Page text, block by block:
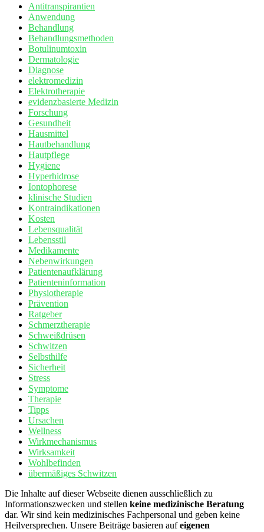
Antitranspirantien
Anwendung
Behandlung
Behandlungsmethoden
Botulinumtoxin
Dermatologie
Diagnose
elektromedizin
Elektrotherapie
evidenzbasierte Medizin
Forschung
Gesundheit
Hausmittel
Hautbehandlung
Hautpflege
Hygiene
Hyperhidrose
Iontophorese
klinische Studien
Kontraindikationen
Kosten
Lebensqualität
Lebensstil
Medikamente
Nebenwirkungen
Patientenaufklärung
Patienteninformation
Physiotherapie
Prävention
Ratgeber
Schmerztherapie
Schweißdrüsen
Schwitzen
Selbsthilfe
Sicherheit
Stress
Symptome
Therapie
Tipps
Ursachen
Wellness
Wirkmechanismus
Wirksamkeit
Wohlbefinden
übermäßiges Schwitzen
Die Inhalte auf dieser Webseite dienen ausschließlich zu
Informationszwecken und stellen keine medizinische Beratung
dar. Wir sind kein medizinisches Fachpersonal und geben keine
Heilversprechen. Unsere Beiträge basieren aufeigenen